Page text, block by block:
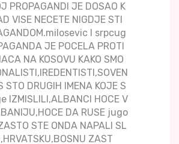
PROPAGANDI JE DOSAO K
VISE NECETE NIGDJE STI
I srpcug
JE POCELA PROTI
NA KOSOVU KAKO SMO
STO DRUGIH IMENA KOJE S
IZMISLILI,ALBANCI HOCE V
DA RUSE jugo
STE ONDA NAPALI SL
ZAST